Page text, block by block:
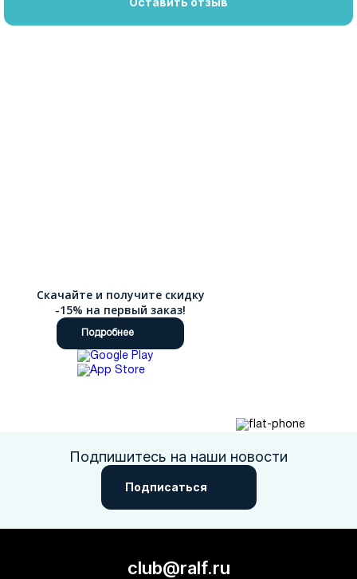
Скачайте и получите скидку
-15% на первый заказ!
Подробнее
Подпишитесь на наши новости
Подписаться
club@ralf.ru